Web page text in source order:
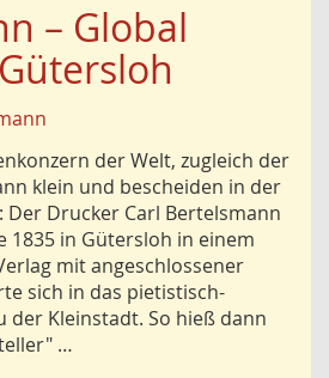
– Global
der Welt, zugleich der
klein und bescheiden in der
Der Drucker Carl Bertelsmann
1835 in Gütersloh in einem
mit angeschlossener
sich in das pietistisch-
der Kleinstadt. So hieß dann
…